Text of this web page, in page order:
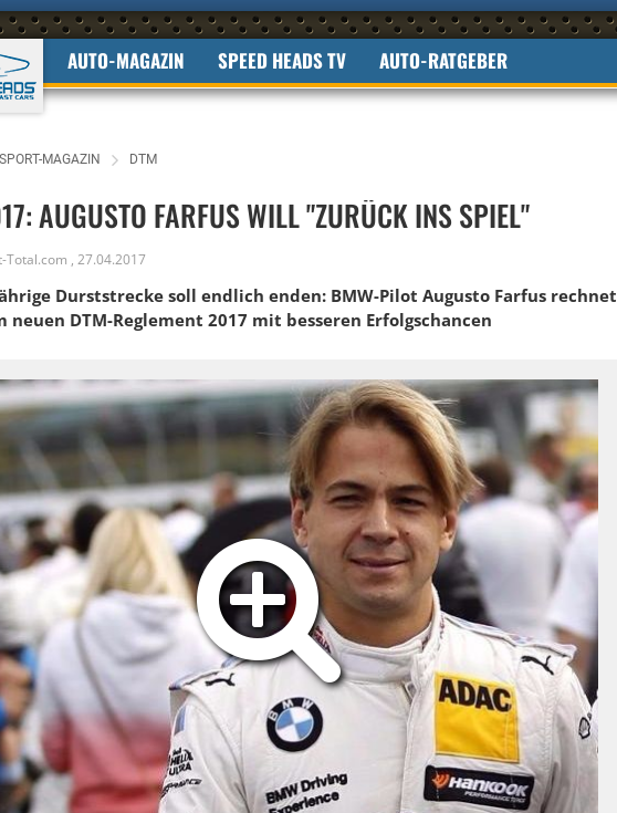
AUTO-MAGAZIN SPEED HEADS TV AUTO-RATGEBER
MAGAZIN DTM
AUGUSTO FARFUS WILL "ZURÜCK INS SPIEL"
Total.com , 27.04.2017
Durststrecke soll endlich enden: BMW-Pilot Augusto Farfus rechnet
neuen DTM-Reglement 2017 mit besseren Erfolgschancen